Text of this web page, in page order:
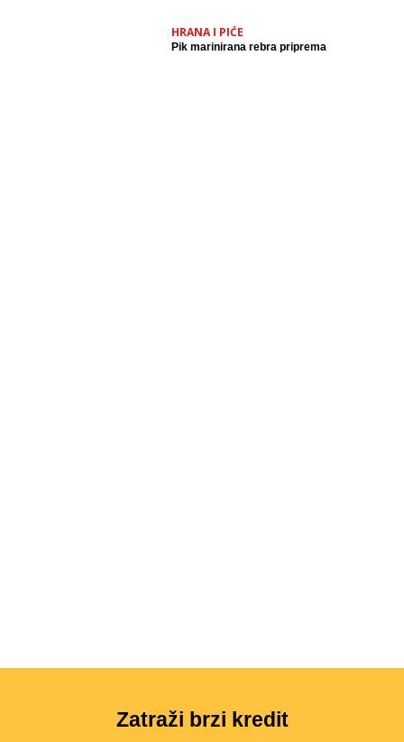
HRANA I PIĆE
Pik marinirana rebra priprema
Zatraži brzi kredit